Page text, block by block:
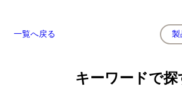
一覧へ戻る 製
キーワードで探